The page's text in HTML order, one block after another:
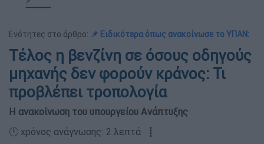
Ενότητες στο άρθρο: 📌 Ειδικότερα όπως ανακοίνωσε το ΥΠΑΝ:
Τέλος η βενζίνη σε όσους οδηγούς
μηχανής δεν φορούν κράνος: Τι
προβλέπει τροπολογία
Η ανακοίνωση του υπουργείου Ανάπτυξης
🕛 χρόνος ανάγνωσης: 2 λεπτά ┋